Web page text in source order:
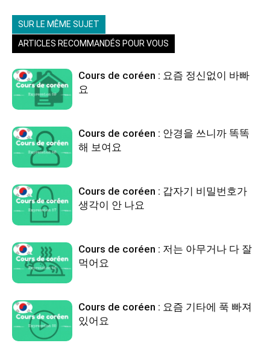
SUR LE MÊME SUJET
ARTICLES RECOMMANDÉS POUR VOUS
Cours de coréen : 요즘 정신없이 바빠
요
Cours de coréen : 안경을 쓰니까 똑똑
해 보여요
Cours de coréen : 갑자기 비밀번호가
생각이 안 나요
Cours de coréen : 저는 아무거나 다 잘
먹어요
Cours de coréen : 요즘 기타에 푹 빠져
있어요